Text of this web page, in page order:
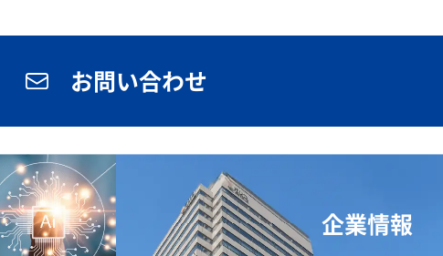
お問い合わせ
企業情報